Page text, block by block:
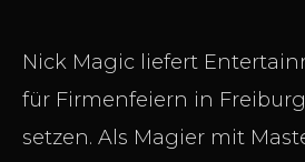
Nick Magic liefert
für Firmenfeiern in
setzen. Als Magier mit